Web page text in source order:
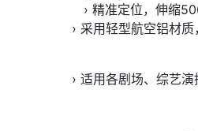
› 精准定位，伸缩
› 采用轻型航空铝材质
› 适用各剧场、综艺演